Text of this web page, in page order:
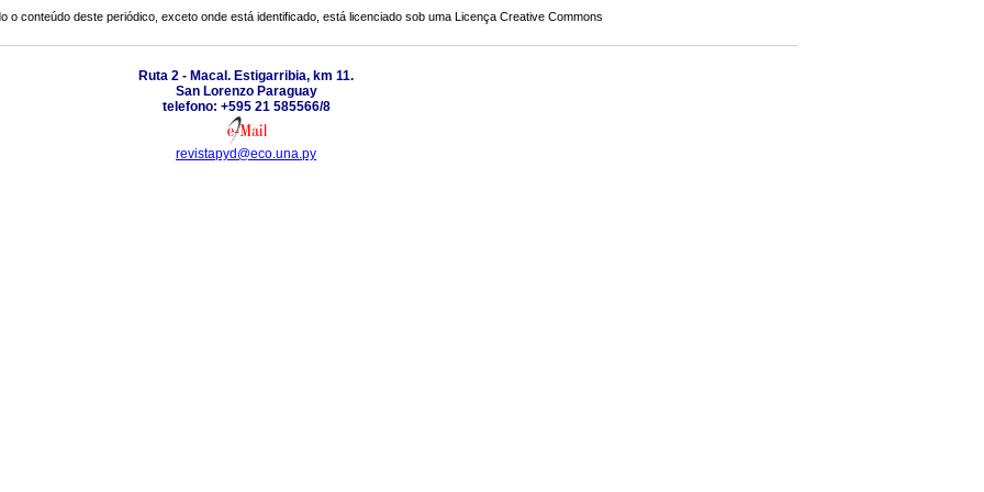
o conteúdo deste periódico, exceto onde está identificado, está licenciado sob uma Licença Creative Commons
Ruta 2 - Macal. Estigarribia, km 11.
San Lorenzo Paraguay
telefono: +595 21 585566/8
revistapyd@eco.una.py